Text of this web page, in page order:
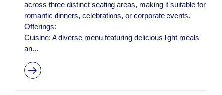
across three distinct seating areas, making it suitable for
romantic dinners, celebrations, or corporate events. ​
Offerings:
Cuisine: A diverse menu featuring delicious light meals
an...